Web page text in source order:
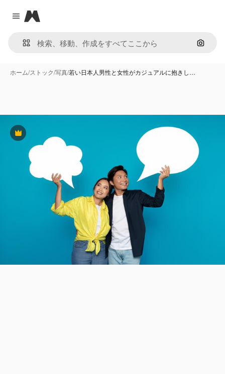
Close menu
Magnific
画像で
ホーム/ストック/写真/若い日本人男性と女性がカジュアルに抱きし…
Premium